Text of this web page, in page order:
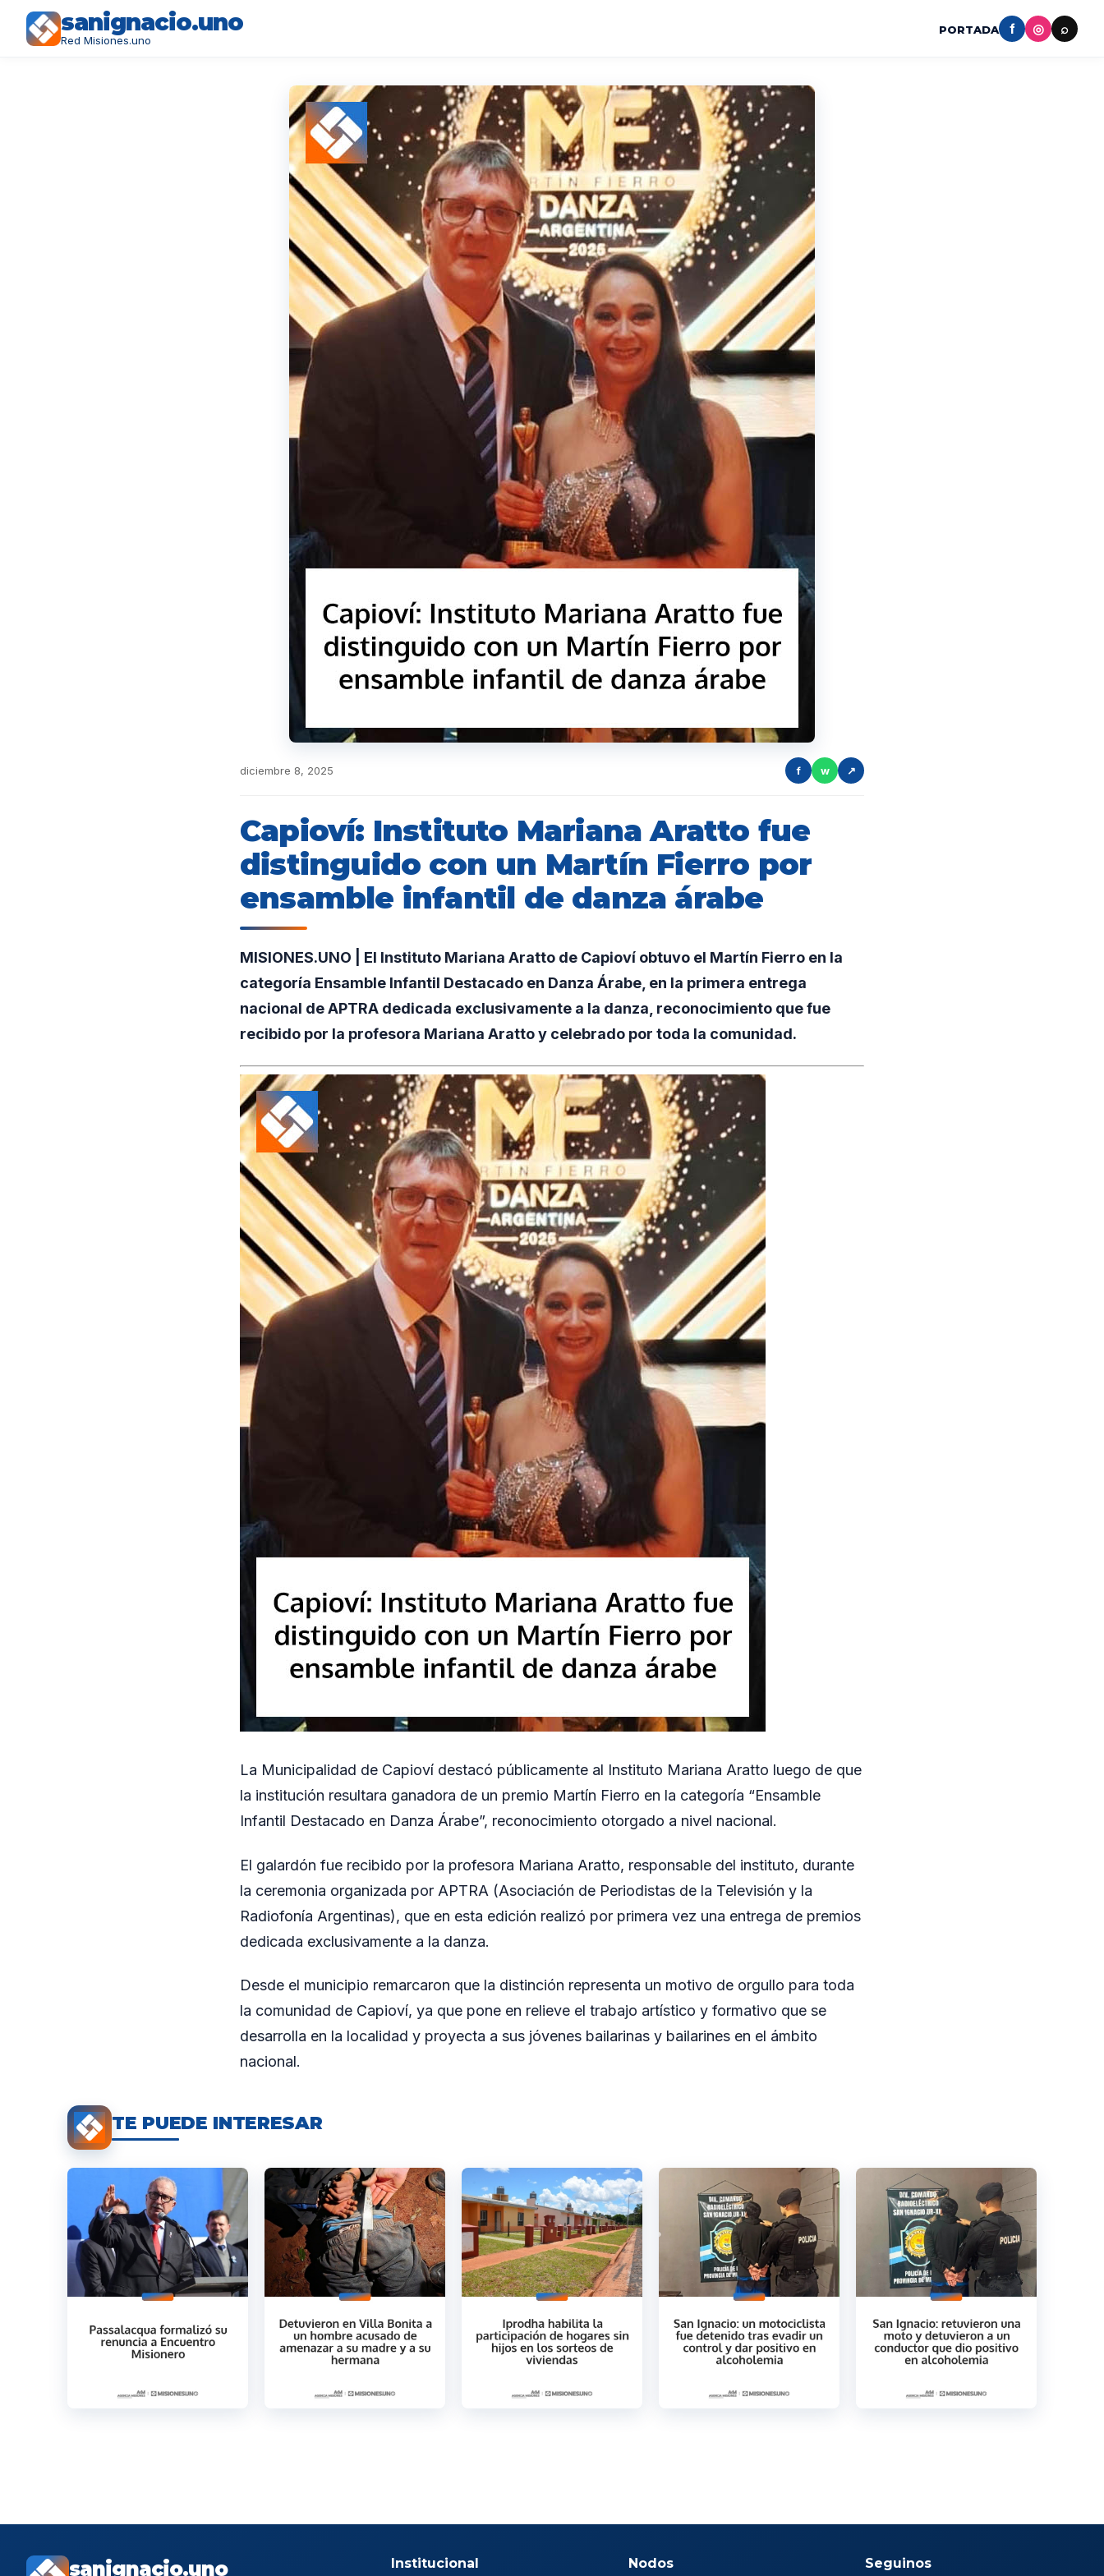
sanignacio.uno
Red Misiones.uno
PORTADA f ◎ ⌕
diciembre 8, 2025 f w ↗
Capioví: Instituto Mariana Aratto fue
distinguido con un Martín Fierro por
ensamble infantil de danza árabe
MISIONES.UNO | El Instituto Mariana Aratto de Capioví obtuvo el Martín Fierro en la
categoría Ensamble Infantil Destacado en Danza Árabe, en la primera entrega
nacional de APTRA dedicada exclusivamente a la danza, reconocimiento que fue
recibido por la profesora Mariana Aratto y celebrado por toda la comunidad.
La Municipalidad de Capioví destacó públicamente al Instituto Mariana Aratto luego de que
la institución resultara ganadora de un premio Martín Fierro en la categoría “Ensamble
Infantil Destacado en Danza Árabe”, reconocimiento otorgado a nivel nacional.
El galardón fue recibido por la profesora Mariana Aratto, responsable del instituto, durante
la ceremonia organizada por APTRA (Asociación de Periodistas de la Televisión y la
Radiofonía Argentinas), que en esta edición realizó por primera vez una entrega de premios
dedicada exclusivamente a la danza.
Desde el municipio remarcaron que la distinción representa un motivo de orgullo para toda
la comunidad de Capioví, ya que pone en relieve el trabajo artístico y formativo que se
desarrolla en la localidad y proyecta a sus jóvenes bailarinas y bailarines en el ámbito
nacional.
TE PUEDE INTERESAR
sanignacio.uno Institucional Nodos Seguinos